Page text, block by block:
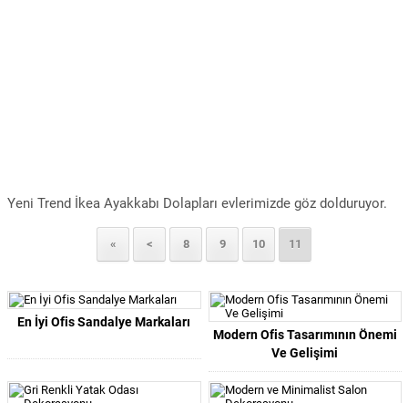
Yeni Trend İkea Ayakkabı Dolapları evlerimizde göz dolduruyor.
« < 8 9 10 11
En İyi Ofis Sandalye Markaları
Modern Ofis Tasarımının Önemi
Ve Gelişimi